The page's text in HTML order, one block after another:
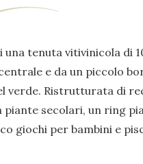
una tenuta vitivinicola di
e da un piccolo
verde. Ristrutturata di
secolari, un ring
giochi per bambini e